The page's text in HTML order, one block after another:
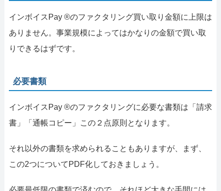
インボイスPay ®のファクタリング買い取り金額に上限は
ありません。事業規模によってはかなりの金額で買い取
りできるはずです。
必要書類
インボイスPay ®のファクタリングに必要な書類は「請求
書」「通帳コピー」この２点原則となります。
それ以外の書類を求められることもありますが、まず、
この2つについてPDF化しておきましょう。